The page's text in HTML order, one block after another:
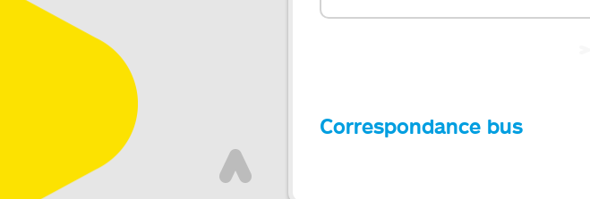
Correspondance bus